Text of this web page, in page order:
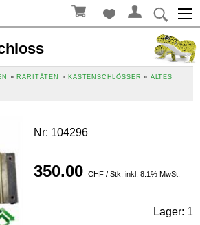
» RARITÄTEN » KASTENSCHLÖSSER » ALTES
Nr: 104296
350.00 CHF / Stk. inkl. 8.1% MwSt.
Lager: 1